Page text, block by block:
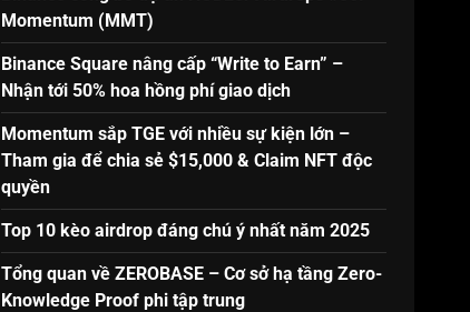
Momentum (MMT)
Binance Square nâng cấp “Write to Earn” –
Nhận tới 50% hoa hồng phí giao dịch
Momentum sắp TGE với nhiều sự kiện lớn –
Tham gia để chia sẻ $15,000 & Claim NFT độc
quyền
Top 10 kèo airdrop đáng chú ý nhất năm 2025
Tổng quan về ZEROBASE – Cơ sở hạ tầng Zero-
Knowledge Proof phi tập trung